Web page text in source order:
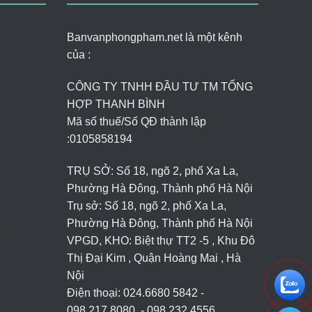
Banvanphongpham.net là một kênh
của :
CÔNG TY TNHH ĐẦU TƯ TM TỔNG
HỢP THANH BÌNH
Mã số thuế/Số QĐ thành lập
:0105858194
TRỤ SỞ: Số 18, ngõ 2, phố Xa La,
Phường Hà Đông, Thành phố Hà Nội
Trụ sở: Số 18, ngõ 2, phố Xa La,
Phường Hà Đông, Thành phố Hà Nội
VPGD, KHO: Biệt thự TT2 -5 , Khu Đô
Thị Đại Kim , Quận Hoàng Mai , Hà
Nội
Điện thoại: 024.6680 5842 -